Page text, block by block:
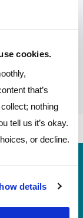
cookies.
that’s
nothing
tell us it’s okay.
or decline.
details
before